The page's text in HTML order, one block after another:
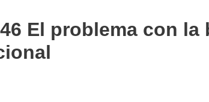
El problema con